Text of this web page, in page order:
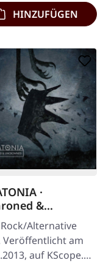
HINZUFÜGEN
·
&
| DIGIPAK
Alternative
Veröffentlicht am
auf KScope.